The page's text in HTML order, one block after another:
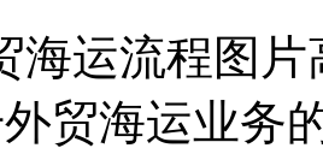
海运流程图
贸海运业务